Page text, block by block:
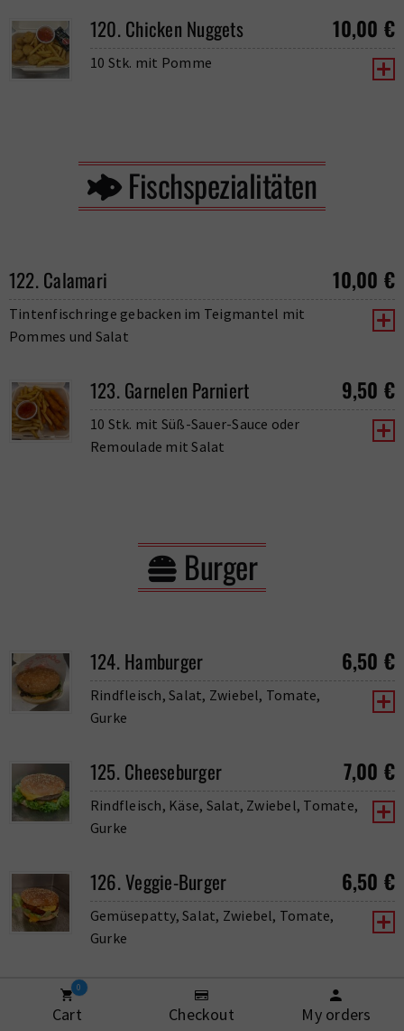
120. Chicken Nuggets 10,00 €
10 Stk. mit Pomme
Fischspezialitäten
122. Calamari 10,00 €
Tintenfischringe gebacken im Teigmantel mit
Pommes und Salat
123. Garnelen Parniert 9,50 €
10 Stk. mit Süß-Sauer-Sauce oder
Remoulade mit Salat
Burger
124. Hamburger 6,50 €
Rindfleisch, Salat, Zwiebel, Tomate,
Gurke
125. Cheeseburger 7,00 €
Rindfleisch, Käse, Salat, Zwiebel, Tomate,
Gurke
126. Veggie-Burger 6,50 €
Gemüsepatty, Salat, Zwiebel, Tomate,
Gurke
127. Chickenburger 6,50
Hähnchen, Salat, Zwiebel, Tomate, Gurke
0
Cart Checkout My orders